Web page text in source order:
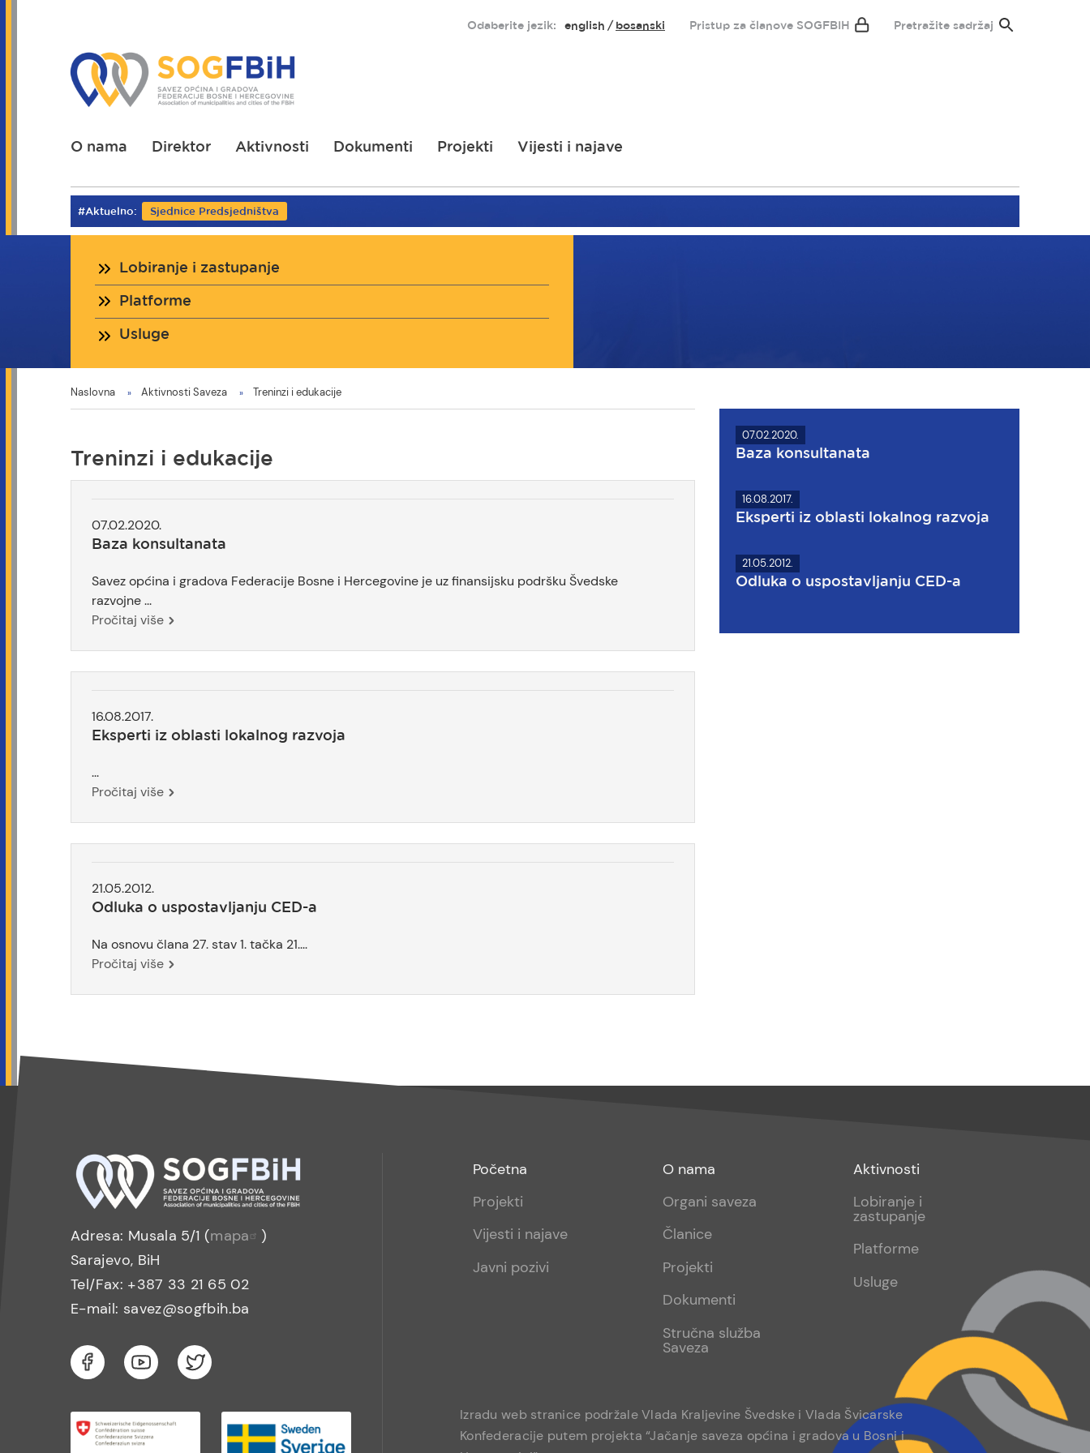
Odaberite jezik: english bosanski Pristup za članove SOGFBIH Pretražite sadržaj
O nama Direktor Aktivnosti Dokumenti Projekti Vijesti i najave
#Aktuelno: Sjednice Predsjedništva
Lobiranje i zastupanje
Platforme
Usluge
You
Naslovna Aktivnosti Saveza Treninzi i edukacije
Treninzi i edukacije
07.02.2020.
Baza konsultanata
Savez općina i gradova Federacije Bosne i Hercegovine je uz finansijsku podršku Švedske
razvojne ...
Pročitaj više
16.08.2017.
Eksperti iz oblasti lokalnog razvoja
...
Pročitaj više
21.05.2012.
Odluka o uspostavljanju CED-a
Na osnovu člana 27. stav 1. tačka 21....
Pročitaj više
07.02.2020.
Baza konsultanata
16.08.2017.
Eksperti iz oblasti lokalnog razvoja
21.05.2012.
Odluka o uspostavljanju CED-a
Adresa: Musala 5/1 (mapa
)
Sarajevo, BiH
Tel/Fax: +387 33 21 65 02
E-mail: savez@sogfbih.ba
Footer
menu
Početna
Projekti
Vijesti i najave
Javni pozivi
Footer
sub
O nama
Organi saveza
Članice
Projekti
Dokumenti
Stručna služba
Saveza
Footer
sub
Aktivnosti
Lobiranje i
zastupanje
Platforme
Usluge
Izradu web stranice podržale Vlada Kraljevine Švedske i Vlada Švicarske
Konfederacije putem projekta “Jačanje saveza općina i gradova u Bosni i